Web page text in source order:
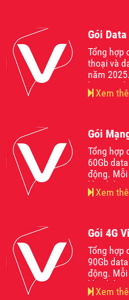
Gói
Tổng hợp
thoại và
năm
hợp với
Xem
Gói
Tổng hợp
60Gb
động. Mỗi
khách
các nền
Xem
Gói 4G
Tổng hợp
90Gb
động. Mỗi
khách
các nền
Xem